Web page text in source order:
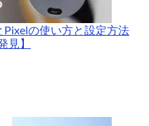
Pixelの使い方と設定方法
見】